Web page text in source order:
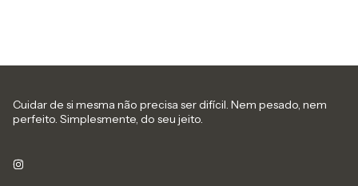
Cuidar de si mesma não precisa ser difícil. Nem pesado, nem
perfeito. Simplesmente, do seu jeito.